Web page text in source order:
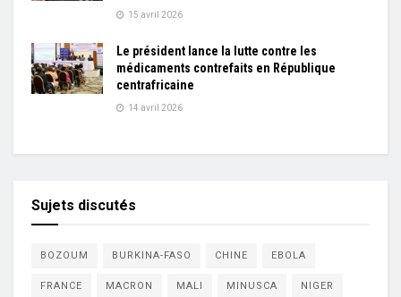
15 avril 2026
Le président lance la lutte contre les
médicaments contrefaits en République
centrafricaine
14 avril 2026
Sujets discutés
BOZOUM BURKINA-FASO CHINE EBOLA
FRANCE MACRON MALI MINUSCA NIGER